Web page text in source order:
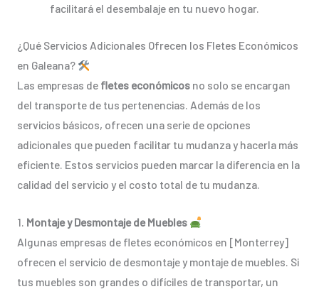
facilitará el desembalaje en tu nuevo hogar.
¿Qué Servicios Adicionales Ofrecen los Fletes Económicos
en Galeana?
Las empresas de fletes económicos no solo se encargan
del transporte de tus pertenencias. Además de los
servicios básicos, ofrecen una serie de opciones
adicionales que pueden facilitar tu mudanza y hacerla más
eficiente. Estos servicios pueden marcar la diferencia en la
calidad del servicio y el costo total de tu mudanza.
1. Montaje y Desmontaje de Muebles
Algunas empresas de fletes económicos en [Monterrey]
ofrecen el servicio de desmontaje y montaje de muebles. Si
tus muebles son grandes o difíciles de transportar, un